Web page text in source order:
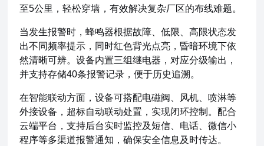
至5公里，轻松穿墙，有效解决复杂厂区的布线难题。
当发生报警时，蜂鸣器根据故障、低限、高限状态发
出不同频率提示，同时红色背光点亮，昏暗环境下依
然清晰可辨。设备内置三组继电器，对应分级输出，
并支持存储40条报警记录，便于历史追溯。
在智能联动方面，设备可搭配电磁阀、风机、喷淋等
外接设备，超标自动联动处置，实现闭环控制。配合
云端平台，支持后台实时监控及短信、电话、微信小
程序等多渠道报警通知，确保安全信息及时传达。